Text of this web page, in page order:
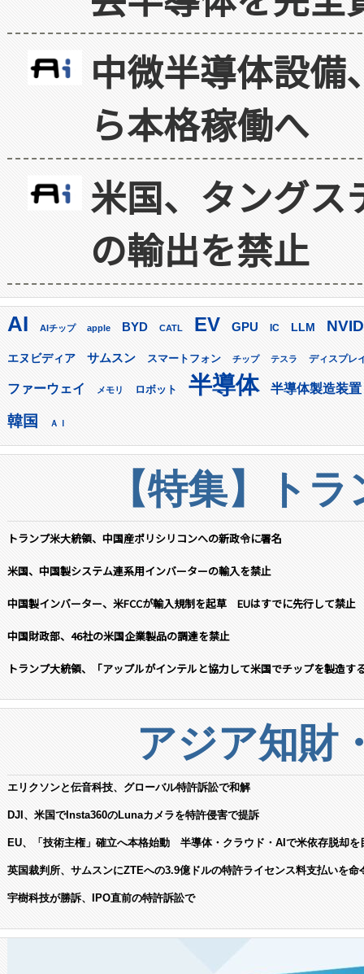
中微半導体設
ら本格稼働へ
米国、タングス
の輸出を禁止
AI AIチップ apple BYD CATL EV GPU IC LLM
エヌビディア サムスン スマートフォン チップ テスラ ディスプレ
ファーウェイ メモリ ロボット 半導体 半導体製造装置
韓国 ＡＩ
【特集】ト
トランプ米大統領、中国産ポリシリコンへの新政令に署名
米国、中国製システム連系用インバーターの輸入を禁止
中国製インバーター、米FCCが輸入規制を起草 EUはすでに先行して禁止
中国財政部、46社の米国企業製品の調達を禁止
トランプ大統領、「アップルがインテルと協力して米国でチップを製造す
アジア知財
エリクソンと伝音科技、グローバル特許訴訟で和解
DJI、米国でInsta360のLunaカメラを特許侵害で提訴
EU、「技術主権」確立へ本格始動 半導体・クラウド・AIで米依存脱却を
英国裁判所、サムスンにZTEへの3.9億ドルの特許ライセンス料支払いを命
宇樹科技が勝訴、IPO直前の特許訴訟で